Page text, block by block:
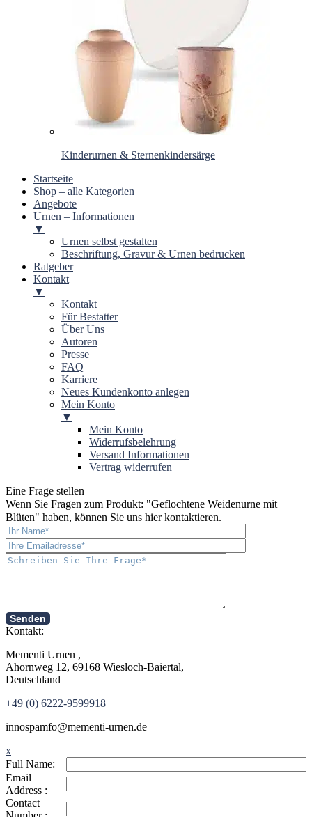
Kinderurnen & Sternenkindersärge
Startseite
Shop – alle Kategorien
Angebote
Urnen – Informationen
▼
Urnen selbst gestalten
Beschriftung, Gravur & Urnen bedrucken
Ratgeber
Kontakt
▼
Kontakt
Für Bestatter
Über Uns
Autoren
Presse
FAQ
Karriere
Neues Kundenkonto anlegen
Mein Konto
▼
Mein Konto
Widerrufsbelehrung
Versand Informationen
Vertrag widerrufen
Eine Frage stellen
Wenn Sie Fragen zum Produkt: "Geflochtene Weidenurne mit
Blüten" haben, können Sie uns hier kontaktieren.
Senden
Kontakt:
Mementi Urnen ,
Ahornweg 12, 69168 Wiesloch-Baiertal,
Deutschland
+49 (0) 6222-9599918
innospamfo@mementi-urnen.de
x
Full Name:
Email
Address :
Contact